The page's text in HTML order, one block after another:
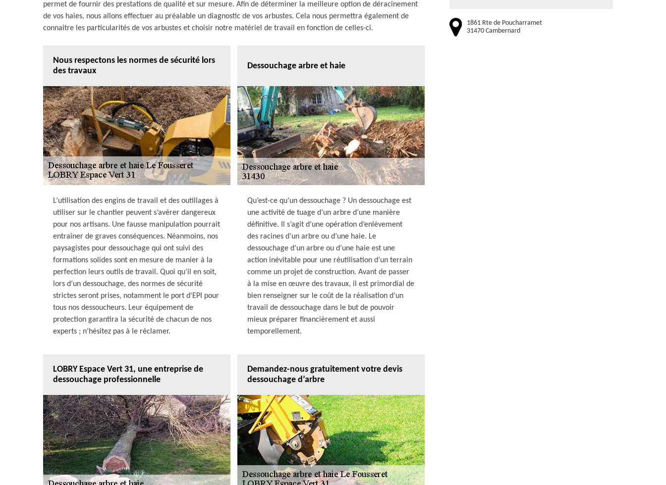
permet de fournir des prestations de qualité et sur mesure. Afin de déterminer la meilleure option de déracinement
de vos haies, nous allons effectuer au préalable un diagnostic de vos arbustes. Cela nous permettra également de
connaitre les particularités de vos arbustes et choisir notre matériel de travail en fonction de celles-ci.
Nous respectons les normes de sécurité lors
des travaux
L’utilisation des engins de travail et des outillages à
utiliser sur le chantier peuvent s’avérer dangereux
pour nos artisans. Une fausse manipulation pourrait
entraîner de graves conséquences. Néanmoins, nos
paysagistes pour dessouchage qui ont suivi des
formations solides sont en mesure de manier à la
perfection leurs outils de travail. Quoi qu’il en soit,
lors d’un dessouchage, des normes de sécurité
strictes seront prises, notamment le port d’EPI pour
tous nos dessoucheurs. Leur équipement de
protection garantira la sécurité de chacun de nos
experts ; n’hésitez pas à le réclamer.
Dessouchage arbre et haie
Qu’est-ce qu’un dessouchage ? Un dessouchage est
une activité de tuage d’un arbre d’une manière
définitive. Il s’agit d’une opération d’enlèvement
des racines d’un arbre ou d’une haie. Le
dessouchage d’un arbre ou d’une haie est une
action inévitable pour une réutilisation d’un terrain
comme un projet de construction. Avant de passer
à la mise en œuvre des travaux, il est primordial de
bien renseigner sur le coût de la réalisation d’un
travail de dessouchage dans le but de pouvoir
mieux préparer financièrement et aussi
temporellement.
LOBRY Espace Vert 31, une entreprise de
dessouchage professionnelle
Demandez-nous gratuitement votre devis
dessouchage d’arbre
1861 Rte de Poucharramet
31470 Cambernard